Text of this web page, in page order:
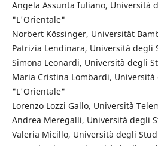
Angela Assunta Iuliano, Università
"L'Orientale"
Norbert Kössinger, Universität
Patrizia Lendinara, Università degli
Simona Leonardi, Università degli
Maria Cristina Lombardi,
"L'Orientale"
Lorenzo Lozzi Gallo, Università
Andrea Meregalli, Università degli
Valeria Micillo, Università degli